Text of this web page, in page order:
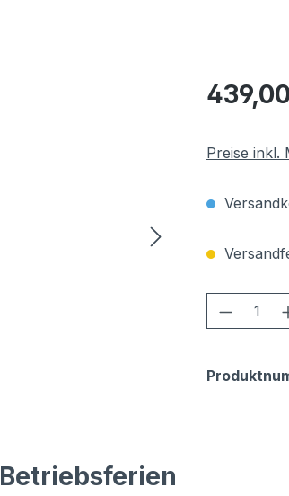
Regulärer
Preise inkl.
Betriebsferien